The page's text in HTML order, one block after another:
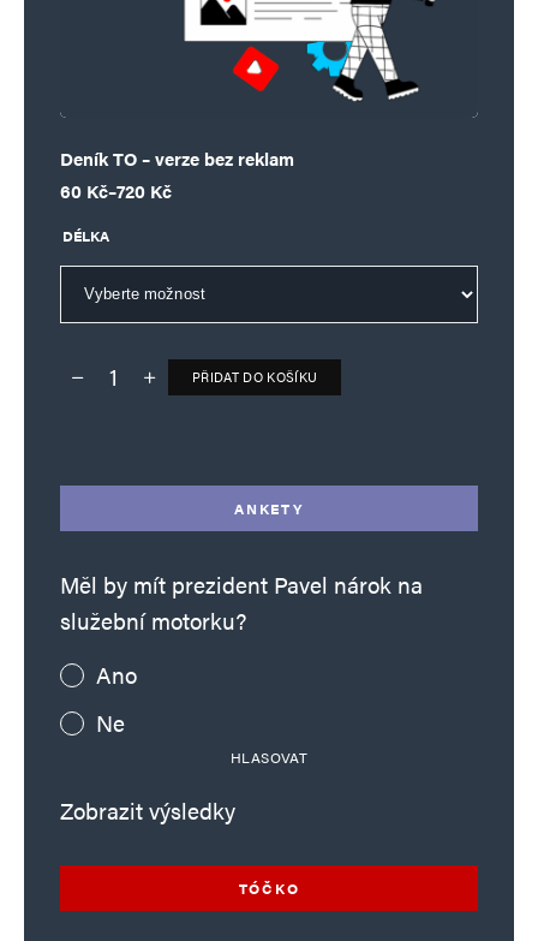
Deník TO – verze bez reklam
60 Kč–720 Kč
Rozpětí cen: 60 Kč až 720 Kč
DÉLKA
Deník TO – verze bez reklam množství
PŘIDAT DO KOŠÍKU
ANKETY
Měl by mít prezident Pavel nárok na
služební motorku?
Ano
Ne
HLASOVAT
Zobrazit výsledky
TÓČKO